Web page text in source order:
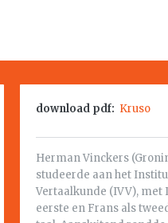
download pdf: Kruso
Herman Vinckers
studeerde aan het
Vertaalkunde (IVV), met
eerste en Frans als